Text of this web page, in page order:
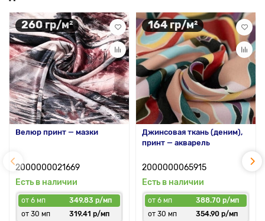
260 гр/м²
Велюр принт — мазки
2000000021669
Есть в наличии
от 6 мп
349.83 р/мп
от 30 мп
319.41 р/мп
164 гр/м²
Джинсовая ткань (деним),
принт — акварель
2000000065915
Есть в наличии
от 6 мп
388.70 р/мп
от 30 мп
354.90 р/мп